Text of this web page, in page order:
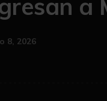
a
8, 2026